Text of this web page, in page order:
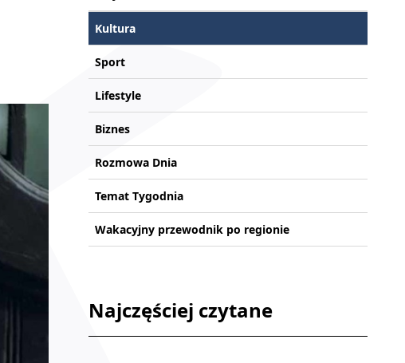
Kultura
Sport
Lifestyle
Biznes
Rozmowa Dnia
Temat Tygodnia
Wakacyjny przewodnik po regionie
Najczęściej czytane